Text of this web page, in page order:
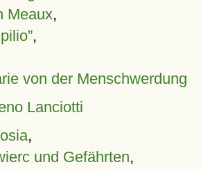
Meaux,
,
von der Menschwerdung
Lanciotti
,
und Gefährten,